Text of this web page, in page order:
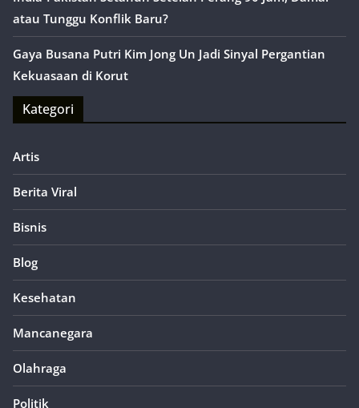
atau Tunggu Konflik Baru?
Gaya Busana Putri Kim Jong Un Jadi Sinyal Pergantian
Kekuasaan di Korut
Kategori
Artis
Berita Viral
Bisnis
Blog
Kesehatan
Mancanegara
Olahraga
Politik